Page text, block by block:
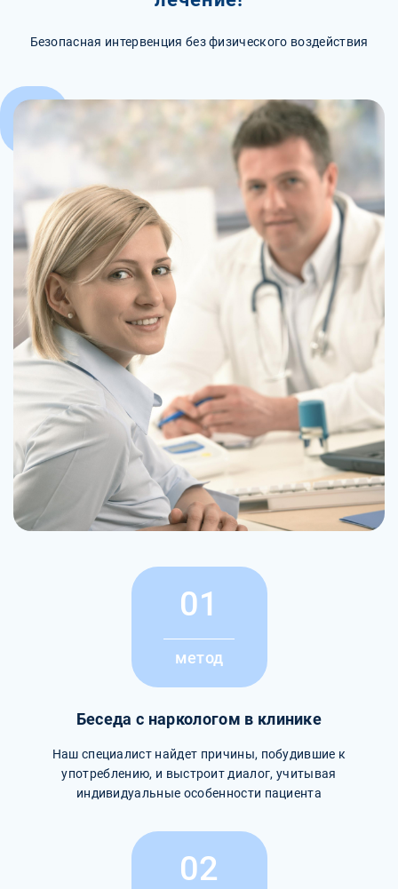
Безопасная интервенция без физического воздействия
01
метод
Беседа с наркологом в клинике
Наш специалист найдет причины, побудившие к
употреблению, и выстроит диалог, учитывая
индивидуальные особенности пациента
02